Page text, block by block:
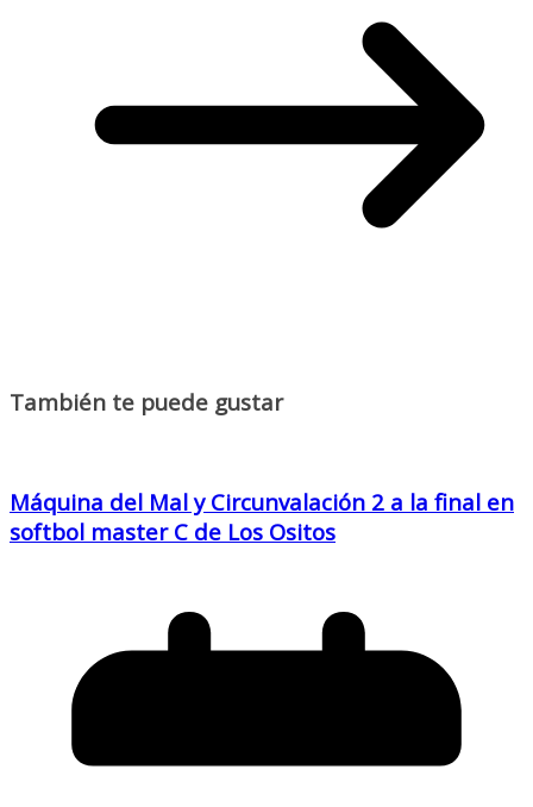
También te puede gustar
Máquina del Mal y Circunvalación 2 a la final en
softbol master C de Los Ositos